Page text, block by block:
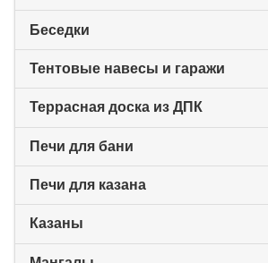
Беседки
Тентовые навесы и гаражи
Террасная доска из ДПК
Печи для бани
Печи для казана
Казаны